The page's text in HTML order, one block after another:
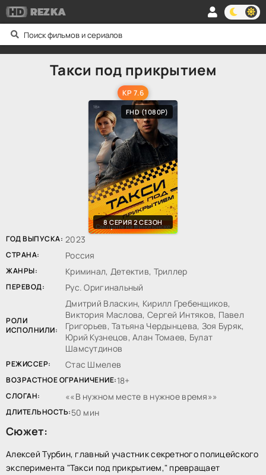
HDREZKA
Такси под прикрытием
KP 7.6
FHD (1080P)
8 СЕРИЯ 2 СЕЗОН
ГОД ВЫПУСКА: 2023
СТРАНА: Россия
ЖАНРЫ: Криминал, Детектив, Триллер
ПЕРЕВОД: Рус. Оригинальный
РОЛИ
ИСПОЛНИЛИ:
Дмитрий Власкин, Кирилл Гребенщиков,
Виктория Маслова, Сергей Интяков, Павел
Григорьев, Татьяна Чердынцева, Зоя Буряк,
Юрий Кузнецов, Алан Томаев, Булат
Шамсутдинов
РЕЖИССЕР: Стас Шмелев
ВОЗРАСТНОЕ ОГРАНИЧЕНИЕ:18+
СЛОГАН: «В нужном месте в нужное время»
ДЛИТЕЛЬНОСТЬ:50 мин
Сюжет:
Алексей Турбин, главный участник секретного полицейского
эксперимента "Такси под прикрытием," превращает